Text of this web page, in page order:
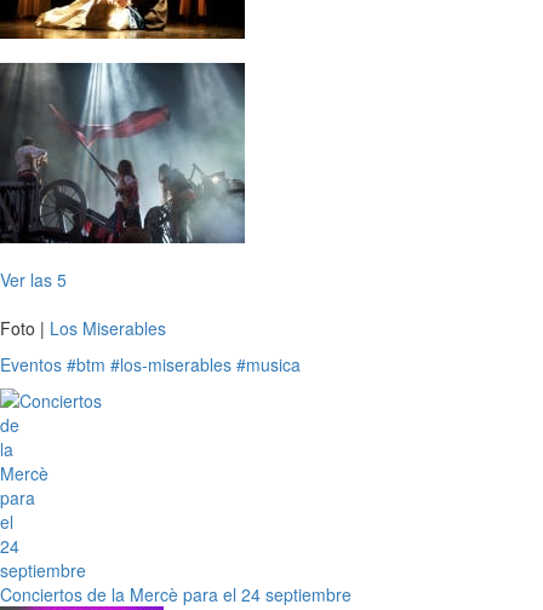
Ver las 5
Foto | Los Miserables
Eventos #btm #los-miserables #musica
Conciertos de la Mercè para el 24 septiembre